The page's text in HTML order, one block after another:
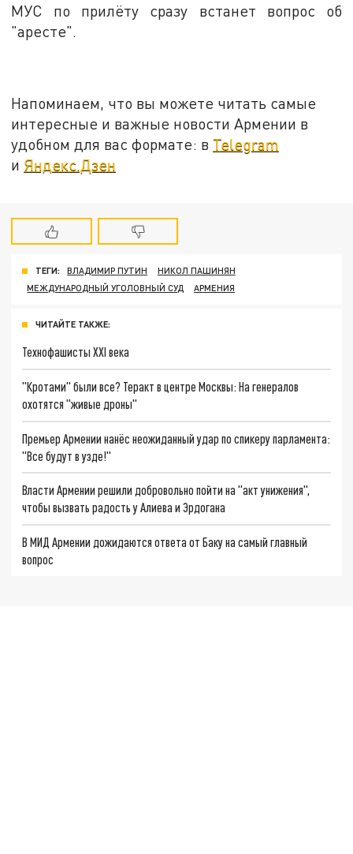
МУС по прилёту сразу встанет вопрос об
"аресте".
Напоминаем, что вы можете читать самые
интересные и важные новости Армении в
удобном для вас формате: в Telegram
и Яндекс.Дзен
ТЕГИ: ВЛАДИМИР ПУТИН
НИКОЛ ПАШИНЯН
МЕЖДУНАРОДНЫЙ УГОЛОВНЫЙ СУД
АРМЕНИЯ
ЧИТАЙТЕ ТАКЖЕ:
Технофашисты XXI века
"Кротами" были все? Теракт в центре Москвы: На генералов
охотятся "живые дроны"
Премьер Армении нанёс неожиданный удар по спикеру парламента:
"Все будут в узде!"
Власти Армении решили добровольно пойти на "акт унижения",
чтобы вызвать радость у Алиева и Эрдогана
В МИД Армении дожидаются ответа от Баку на самый главный
вопрос